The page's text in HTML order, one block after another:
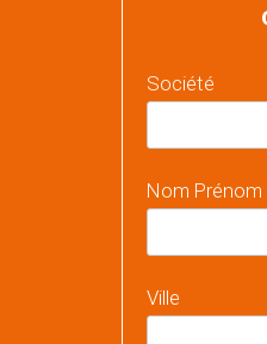
Société
Nom Prénom
Ville